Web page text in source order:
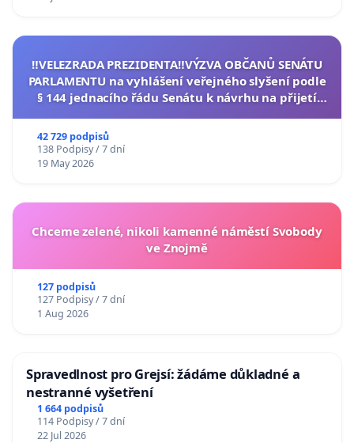
‼️VELEZRADA PREZIDENTA‼️VÝZVA OBČANŮ SENÁTU
PARLAMENTU na vyhlášení veřejného slyšení podle
§ 144 jednacího řádu Senátu k návrhu na přijetí
42 729 podpisů
138 Podpisy / 7 dní
19 May 2026
Chceme zelené, nikoli kamenné náměstí Svobody
ve Znojmě
127 podpisů
127 Podpisy / 7 dní
1 Aug 2026
Spravedlnost pro Grejsí: žádáme důkladné a
nestranné vyšetření
1 664 podpisů
114 Podpisy / 7 dní
22 Jul 2026